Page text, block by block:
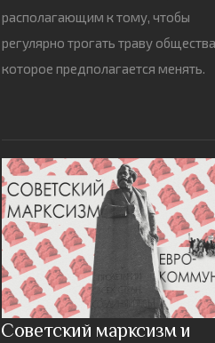
располагающим к тому, чтобы
регулярно трогать траву
которое предполагается менять.
Советский марксизм и